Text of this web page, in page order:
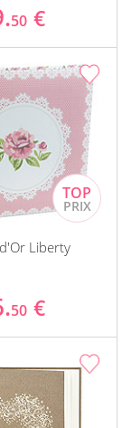
50 €
Liberty
50 €